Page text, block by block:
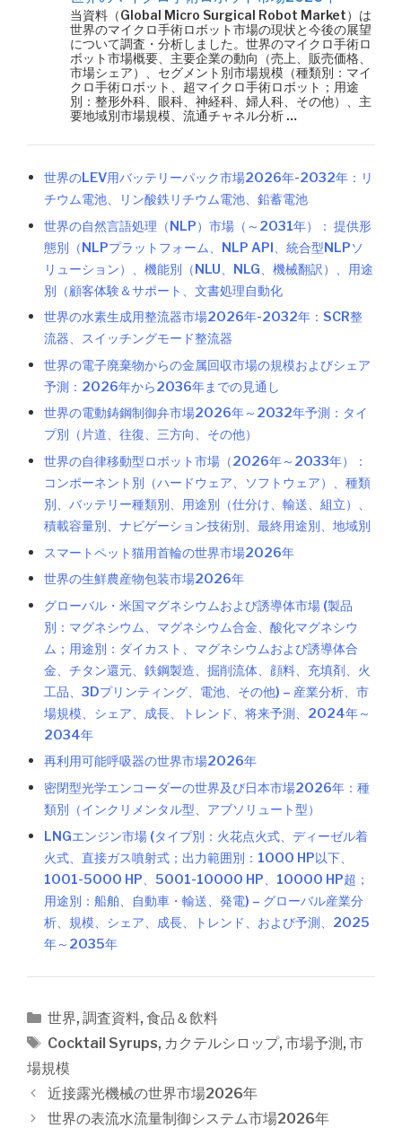
当資料（Global Micro Surgical Robot Market）は
世界のマイクロ手術ロボット市場の現状と今後の展望
について調査・分析しました。世界のマイクロ手術ロ
ボット市場概要、主要企業の動向（売上、販売価格、
市場シェア）、セグメント別市場規模（種類別：マイ
クロ手術ロボット、超マイクロ手術ロボット；用途
別：整形外科、眼科、神経科、婦人科、その他）、主
要地域別市場規模、流通チャネル分析 …
世界のLEV用バッテリーパック市場2026年-2032年：リ
チウム電池、リン酸鉄リチウム電池、鉛蓄電池
世界の自然言語処理（NLP）市場（～2031年）： 提供形
態別（NLPプラットフォーム、NLP API、統合型NLPソ
リューション）、機能別（NLU、NLG、機械翻訳）、用途
別（顧客体験＆サポート、文書処理自動化
世界の水素生成用整流器市場2026年-2032年：SCR整
流器、スイッチングモード整流器
世界の電子廃棄物からの金属回収市場の規模およびシェア
予測：2026年から2036年までの見通し
世界の電動鋳鋼制御弁市場2026年～2032年予測：タイ
プ別（片道、往復、三方向、その他）
世界の自律移動型ロボット市場（2026年～2033年）：
コンポーネント別（ハードウェア、ソフトウェア）、種類
別、バッテリー種類別、用途別（仕分け、輸送、組立）、
積載容量別、ナビゲーション技術別、最終用途別、地域別
スマートペット猫用首輪の世界市場2026年
世界の生鮮農産物包装市場2026年
グローバル・米国マグネシウムおよび誘導体市場 (製品
別：マグネシウム、マグネシウム合金、酸化マグネシウ
ム；用途別：ダイカスト、マグネシウムおよび誘導体合
金、チタン還元、鉄鋼製造、掘削流体、顔料、充填剤、火
工品、3Dプリンティング、電池、その他) – 産業分析、市
場規模、シェア、成長、トレンド、将来予測、2024年～
2034年
再利用可能呼吸器の世界市場2026年
密閉型光学エンコーダーの世界及び日本市場2026年：種
類別（インクリメンタル型、アブソリュート型）
LNGエンジン市場 (タイプ別：火花点火式、ディーゼル着
火式、直接ガス噴射式；出力範囲別：1000 HP以下、
1001-5000 HP、5001-10000 HP、10000 HP超；
用途別：船舶、自動車・輸送、発電) – グローバル産業分
析、規模、シェア、成長、トレンド、および予測、2025
年～2035年
カ
テ
ゴ
リ
ー
世界, 調査資料, 食品＆飲料
タ
グ
Cocktail Syrups, カクテルシロップ, 市場予測 , 市
場規模
投
稿
近接露光機械の世界市場2026年
世界の表流水流量制御システム市場2026年